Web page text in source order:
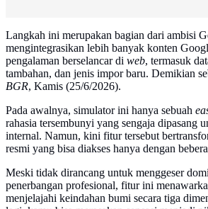
Langkah ini merupakan bagian dari ambisi
mengintegrasikan lebih banyak konten
pengalaman berselancar di web, termasuk
tambahan, dan jenis impor baru. Demikian
BGR, Kamis (25/6/2026).
Pada awalnya, simulator ini hanya sebuah
rahasia tersembunyi yang sengaja dipasang
internal. Namun, kini fitur tersebut
resmi yang bisa diakses hanya dengan
Meski tidak dirancang untuk menggeser
penerbangan profesional, fitur ini
menjelajahi keindahan bumi secara tiga